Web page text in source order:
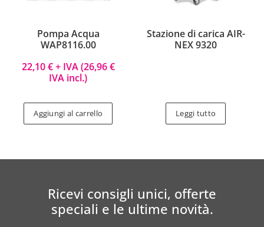
Pompa Acqua
WAP8116.00
22,10€+ IVA (26,96€
IVA incl.)
Aggiungi al carrello
Stazione di carica AIR-
NEX 9320
Leggi tutto
Ricevi consigli unici, offerte
speciali e le ultime novità.